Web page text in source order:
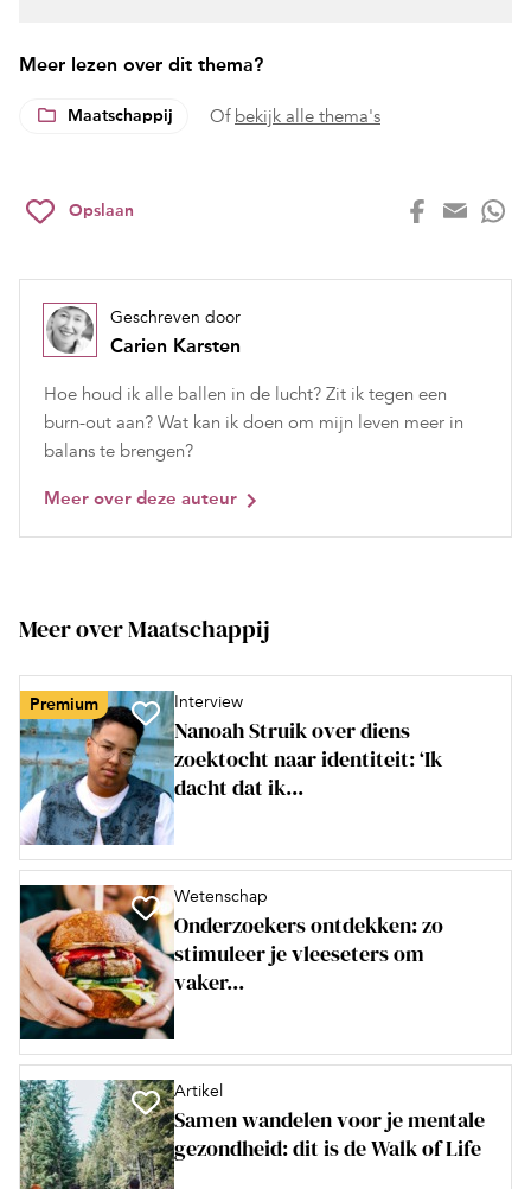
Meer lezen over dit thema?
Maatschappij Of bekijk alle thema's
Opslaan
Geschreven door
Carien Karsten
Hoe houd ik alle ballen in de lucht? Zit ik tegen een
burn-out aan? Wat kan ik doen om mijn leven meer in
balans te brengen?
Meer over deze auteur
Meer over Maatschappij
Premium Interview
Nanoah Struik over diens
zoektocht naar identiteit: ‘Ik
dacht dat ik...
Wetenschap
Onderzoekers ontdekken: zo
stimuleer je vleeseters om
vaker...
Artikel
Samen wandelen voor je mentale
gezondheid: dit is de Walk of Life